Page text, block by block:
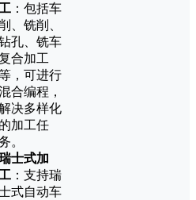
：包括车
、铣削、
孔、铣车
合加工
，可进行
合编程，
决多样化
的加工任
。
士式加
：支持瑞
式自动车